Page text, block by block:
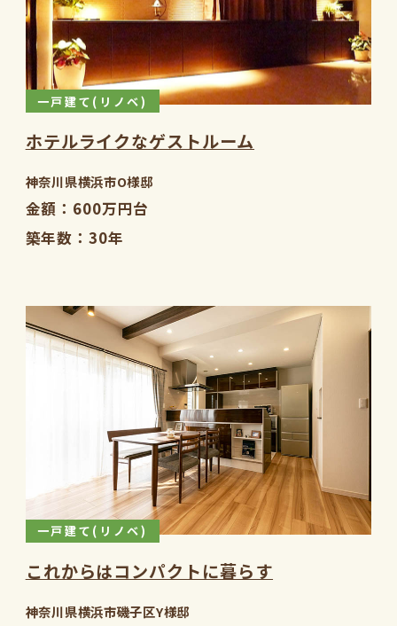
一戸建て(リノベ)
ホテルライクなゲストルーム
神奈川県横浜市O様邸
金額
600万円台
築年数
30年
一戸建て(リノベ)
これからはコンパクトに暮らす
神奈川県横浜市磯子区Y様邸